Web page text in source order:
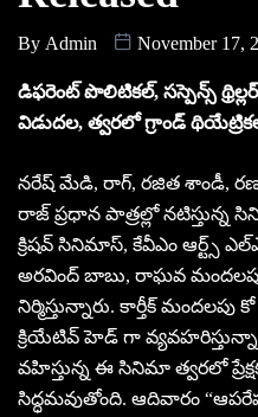
By Admin November 17,
డిఫరెంట్ పొలిటికల్, సస్పెన్స్
విడుదల, త్వరలో గ్రాండ్
నరేష్ మేడి, రాగ్, రజిత శాండీ,
రాజ్ ప్రధాన పాత్రల్లో నటిస్తున్న
క్రిషవ్ సినిమాస్, కేవీఎం ఆర్ట్స్
అరవింద్ బాబు, రాఘవ
నిర్మిస్తున్నారు. కార్తీక్ మందలపు
క్రియేటివ్ హెడ్ గా
వహిస్తున్న ఈ సినిమా త్వరలో
సిద్ధమవుతోంది. ఆదివారం